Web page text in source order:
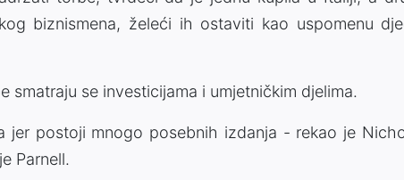
biznismena, želeći ih ostaviti kao uspomenu
smatraju se investicijama i umjetničkim djelima.
jer postoji mnogo posebnih izdanja - rekao je
Parnell.